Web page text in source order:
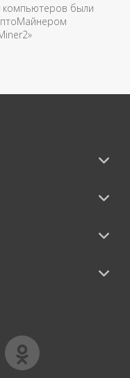
компьютеров были